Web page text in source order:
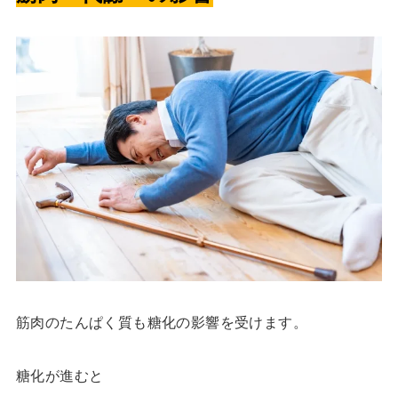
筋肉のたんぱく質も糖化の影響を受けます。
糖化が進むと